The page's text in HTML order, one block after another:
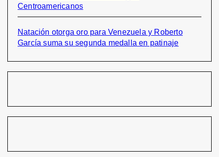
Centroamericanos
Natación otorga oro para Venezuela y Roberto
García suma su segunda medalla en patinaje